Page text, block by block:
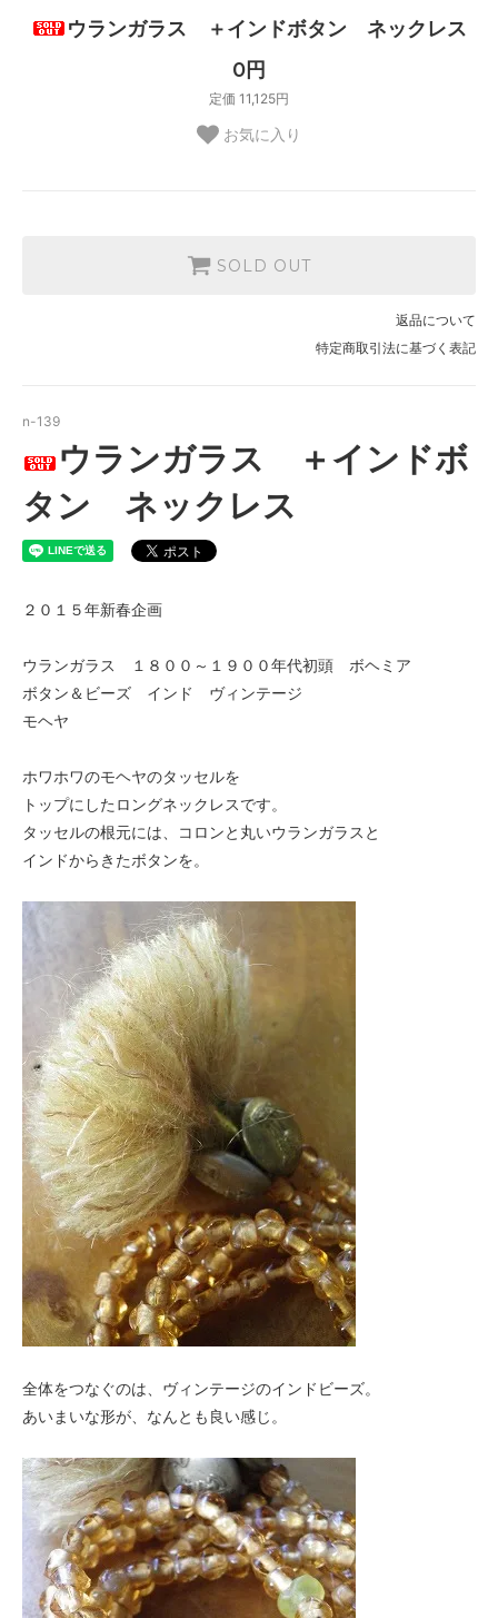
ウランガラス ＋インドボタン ネックレス
0円
定価 11,125円
お気に入り
SOLD OUT
返品について
特定商取引法に基づく表記
n-139
ウランガラス ＋インドボ
タン ネックレス
２０１５年新春企画
ウランガラス １８００～１９００年代初頭 ボヘミア
ボタン＆ビーズ インド ヴィンテージ
モヘヤ
ホワホワのモヘヤのタッセルを
トップにしたロングネックレスです。
タッセルの根元には、コロンと丸いウランガラスと
インドからきたボタンを。
全体をつなぐのは、ヴィンテージのインドビーズ。
あいまいな形が、なんとも良い感じ。